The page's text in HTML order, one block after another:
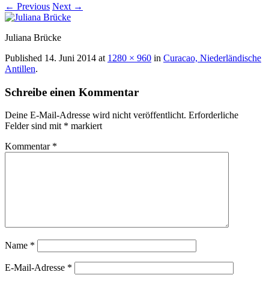
← Previous Next →
Juliana Brücke
Published 14. Juni 2014 at 1280 × 960 in Curacao, Niederländische
Antillen.
Schreibe einen Kommentar
Deine E-Mail-Adresse wird nicht veröffentlicht. Erforderliche
Felder sind mit * markiert
Kommentar *
Name *
E-Mail-Adresse *